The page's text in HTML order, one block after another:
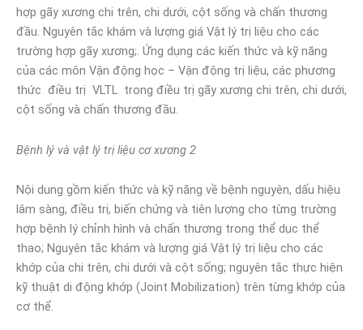
hợp gãy xương chi trên, chi dưới, cột sống và chấn thương
đầu. Nguyên tắc khám và lượng giá Vật lý trị liệu cho các
trường hợp gãy xương;. Ứng dụng các kiến thức và kỹ năng
của các môn Vận động học – Vận động trị liệu, các phương
thức điều trị VLTL trong điều trị gãy xương chi trên, chi dưới,
cột sống và chấn thương đầu.
Bệnh lý và vật lý trị liệu cơ xương 2
Nội dung gồm kiến thức và kỹ năng về bệnh nguyên, dấu hiệu
lâm sàng, điều trị, biến chứng và tiên lượng cho từng trường
hợp bệnh lý chỉnh hình và chấn thương trong thể dục thể
thao; Nguyên tắc khám và lượng giá Vật lý trị liệu cho các
khớp của chi trên, chi dưới và cột sống; nguyên tắc thực hiện
kỹ thuật di động khớp (Joint Mobilization) trên từng khớp của
cơ thể.